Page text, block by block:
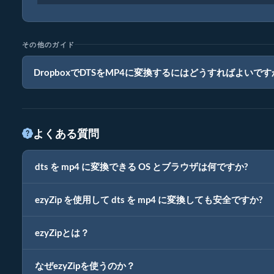
その他のガイド
DropboxでDTSをMP4に変換するにはどうすればよいです
よくある質問
dts を mp4 に変換できる OS とブラウザは何ですか?
ezyZip を使用して dts を mp4 に変換しても安全ですか?
ezyZipとは？
なぜezyZipを使うのか？